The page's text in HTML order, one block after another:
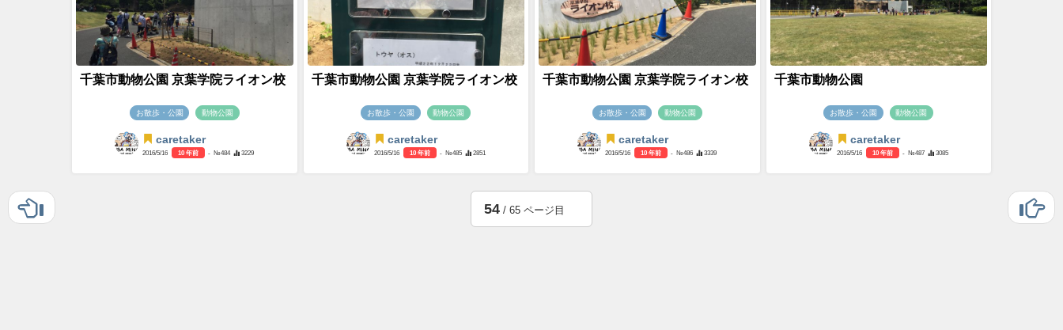
千葉市動物公園 京葉学院ライオン校
お散歩・公園 動物公園
caretaker
2016/5/16 10 年前 - №484 3229
千葉市動物公園 京葉学院ライオン校
お散歩・公園 動物公園
caretaker
2016/5/16 10 年前 - №485 2851
千葉市動物公園 京葉学院ライオン校
お散歩・公園 動物公園
caretaker
2016/5/16 10 年前 - №486 3339
千葉市動物公園
お散歩・公園 動物公園
caretaker
2016/5/16 10 年前 - №487 3085
54 / 65 ページ目